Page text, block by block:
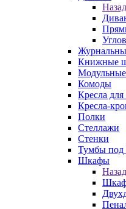
Назад
Книжные
Комоды
Кресла
Кресла-
Полки
Стеллажи
Стенки
Тумбы
Шкафы
Назад